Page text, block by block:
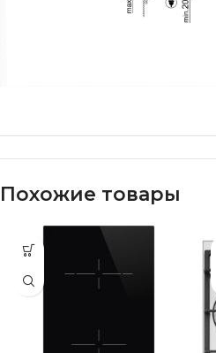
Похожие товары